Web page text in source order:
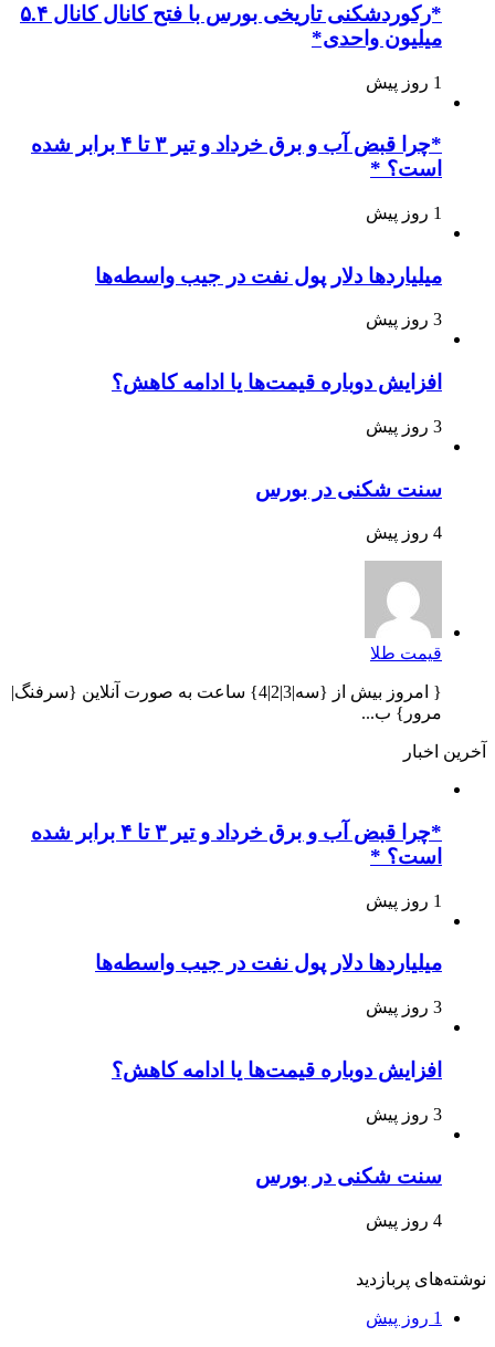
*رکوردشکنی تاریخی بورس با فتح کانال کانال ۵.۴
میلیون واحدی*
1 روز پیش
*چرا قبض آب و برق خرداد و تیر ۳ تا ۴ برابر شده
است؟ *
1 روز پیش
میلیاردها دلار پول نفت در جیب واسطه‌ها
3 روز پیش
افزایش دوباره قیمت‌ها یا ادامه کاهش؟
3 روز پیش
سنت شکنی در بورس
4 روز پیش
قیمت طلا
{ امروز بیش از {سه|3|2|4} ساعت به صورت آنلاین {سرفنگ|
مرور} ب...
آخرین اخبار
*چرا قبض آب و برق خرداد و تیر ۳ تا ۴ برابر شده
است؟ *
1 روز پیش
میلیاردها دلار پول نفت در جیب واسطه‌ها
3 روز پیش
افزایش دوباره قیمت‌ها یا ادامه کاهش؟
3 روز پیش
سنت شکنی در بورس
4 روز پیش
نوشته‌های پربازدید
1 روز پیش